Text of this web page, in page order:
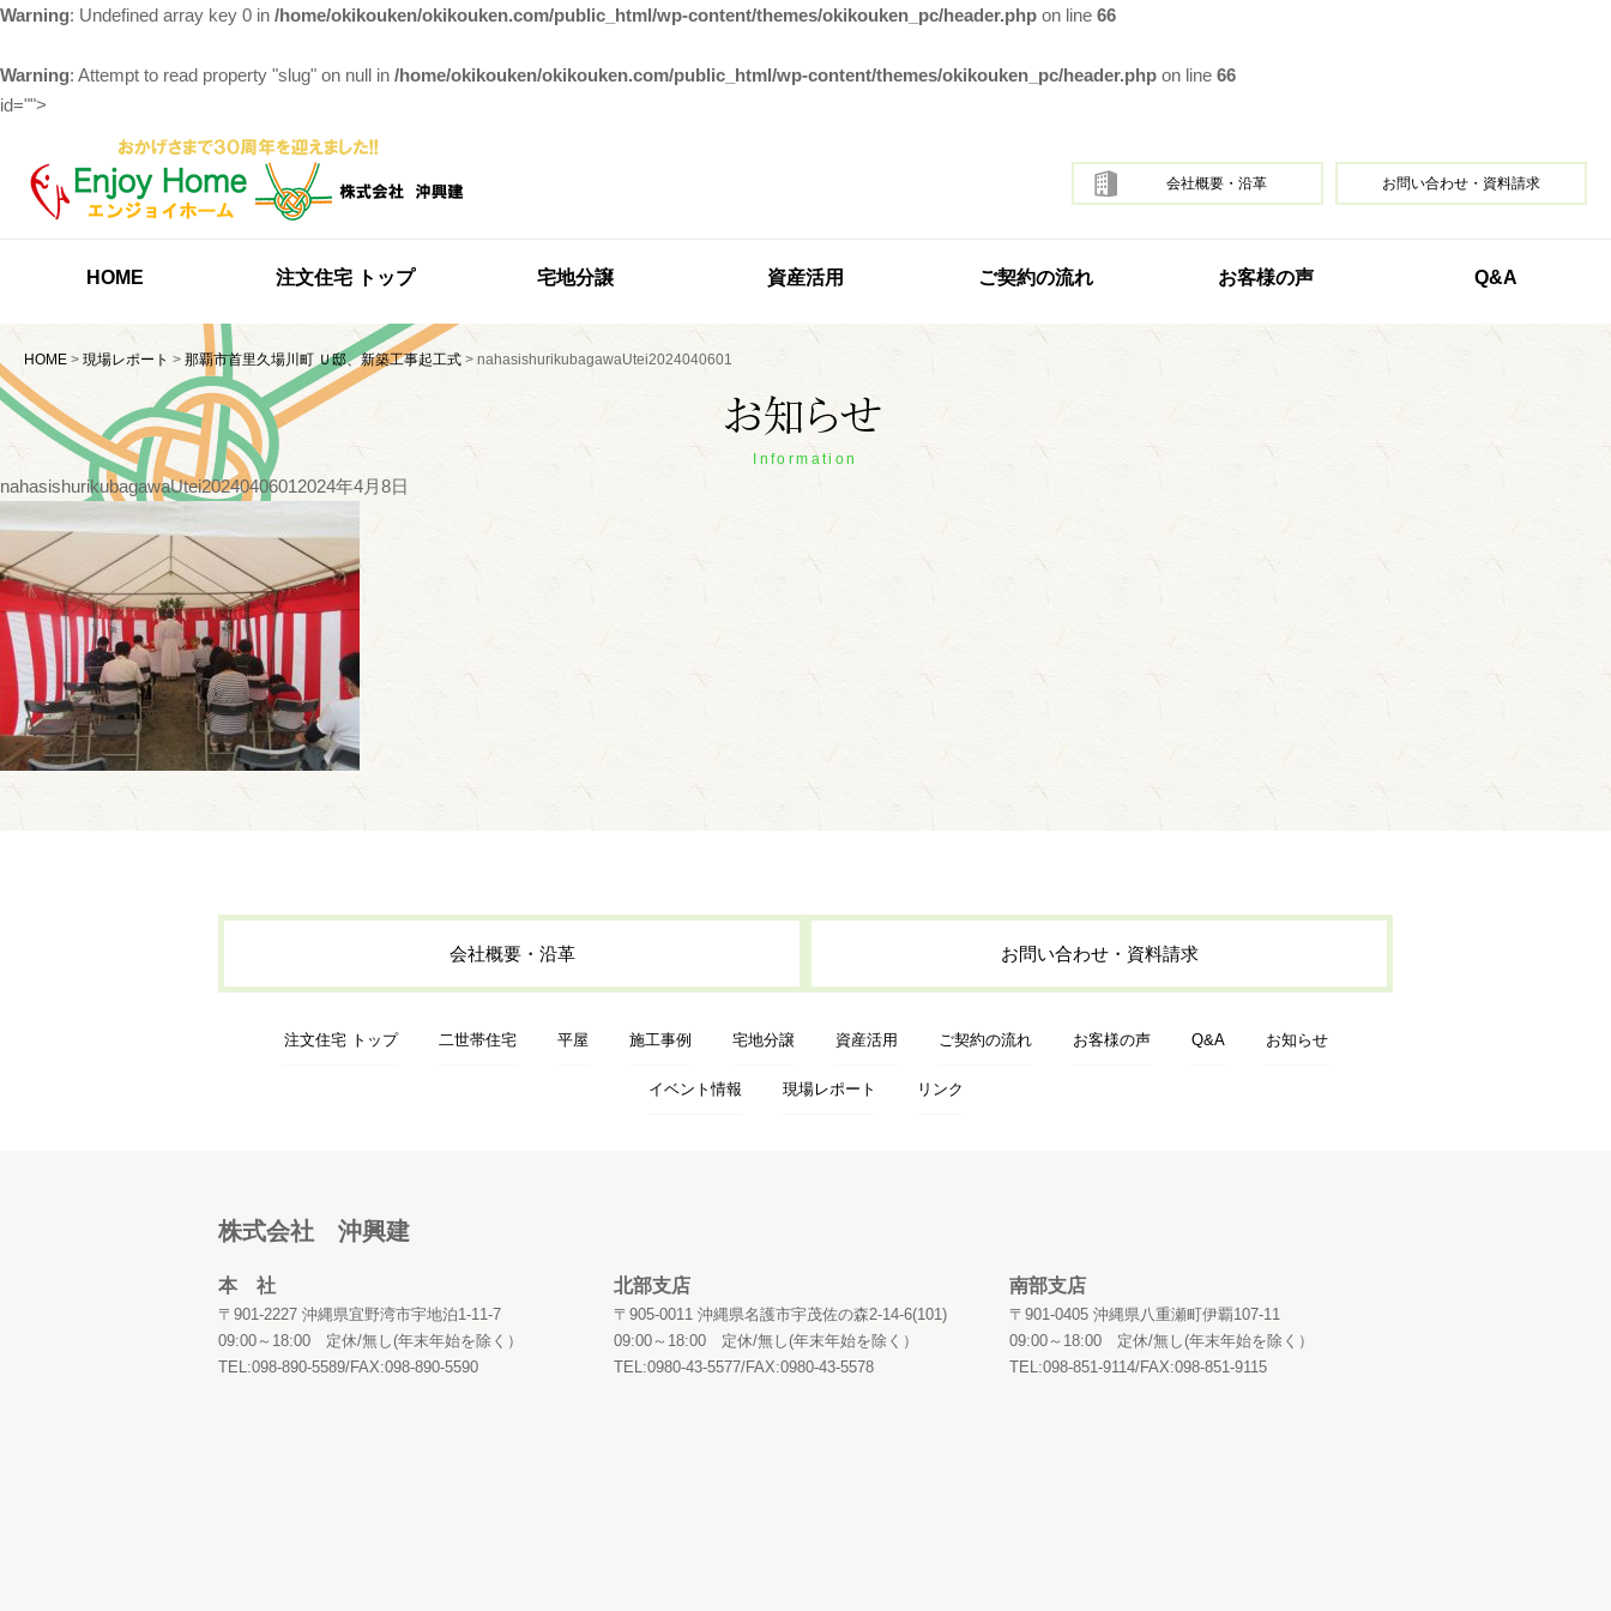
Warning: Undefined array key 0 in /home/okikouken/okikouken.com/public_html/wp-content/themes/okikouken_pc/header.php on line 66
Warning: Attempt to read property "slug" on null in /home/okikouken/okikouken.com/public_html/wp-content/themes/okikouken_pc/header.php on line 66
id="">
会社概要・沿革 お問い合わせ・資料請求
HOME 注文住宅 トップ 宅地分譲 資産活用 ご契約の流れ お客様の声 Q&A
HOME > 現場レポート > 那覇市首里久場川町 Ｕ邸、新築工事起工式 > nahasishurikubagawaUtei2024040601
Information
nahasishurikubagawaUtei20240406012024年4月8日
会社概要・沿革 お問い合わせ・資料請求
注文住宅 トップ 二世帯住宅 平屋 施工事例 宅地分譲 資産活用 ご契約の流れ お客様の声 Q&A お知らせ
イベント情報 現場レポート リンク
株式会社 沖興建
本 社
〒901-2227 沖縄県宜野湾市宇地泊1-11-7
09:00～18:00 定休/無し(年末年始を除く）
TEL:098-890-5589/FAX:098-890-5590
北部支店
〒905-0011 沖縄県名護市宇茂佐の森2-14-6(101)
09:00～18:00 定休/無し(年末年始を除く）
TEL:0980-43-5577/FAX:0980-43-5578
南部支店
〒901-0405 沖縄県八重瀬町伊覇107-11
09:00～18:00 定休/無し(年末年始を除く）
TEL:098-851-9114/FAX:098-851-9115